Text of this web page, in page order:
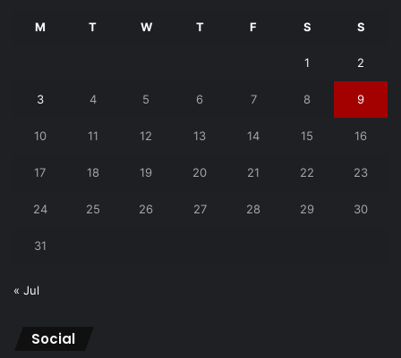
M T W T F S S
1 2
3 4 5 6 7 8 9
10 11 12 13 14 15 16
17 18 19 20 21 22 23
24 25 26 27 28 29 30
31
« Jul
Social